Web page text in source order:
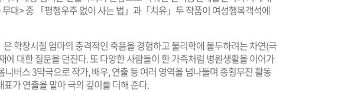
대> 중 「평행우주 없이 사는 법」과「치유」두 작품이 여성행복객석에
은 학창시절 엄마의 충격적인 죽음을 경험하고 물리학에 몰두하려는 차연(극
에 대한 질문을 던진다. 또 다양한 사람들이 한 가족처럼 병원생활을 이어가
니버스 3막극으로 작가, 배우, 연출 등 여러 영역을 넘나들며 종횡무진 활동
가 연출을 맡아 극의 깊이를 더해 준다.